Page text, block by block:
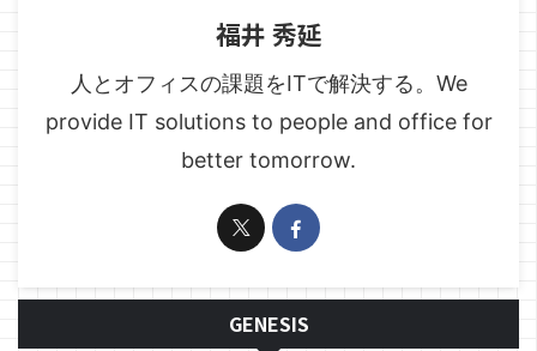
福井 秀延
人とオフィスの課題をITで解決する。We
provide IT solutions to people and office for
better tomorrow.
GENESIS